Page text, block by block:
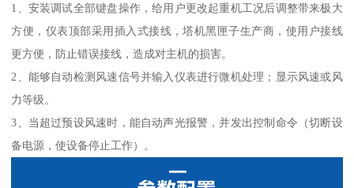
1、安装调试全部键盘操作，给用户更改起重机工况后调整带来极大
方便，仪表顶部采用插入式接线，塔机黑匣子生产商，使用户接线
更方便，防止错误接线，造成对主机的损害。
2、能够自动检测风速信号并输入仪表进行微机处理；显示风速或风
力等级。
3、当超过预设风速时，能自动声光报警，并发出控制命令（切断设
备电源，使设备停止工作）。